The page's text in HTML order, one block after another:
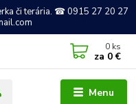
či terária. ☎ 0915 27 20 27
Menu
0 ks
za 0 €